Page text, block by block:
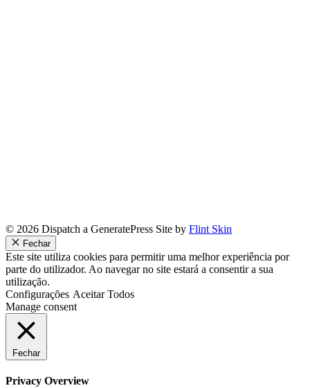
© 2026 Dispatch a GeneratePress Site by Flint Skin
Fechar
Este site utiliza cookies para permitir uma melhor experiência por
parte do utilizador. Ao navegar no site estará a consentir a sua
utilização.
Configurações Aceitar Todos
Manage consent
Fechar
Privacy Overview